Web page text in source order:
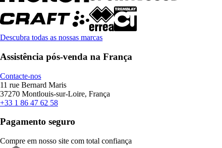
Descubra todas as nossas marcas
Assistência pós-venda na França
Contacte-nos
11 rue Bernard Maris
37270 Montlouis-sur-Loire, França
+33 1 86 47 62 58
Pagamento seguro
Compre em nosso site com total confiança